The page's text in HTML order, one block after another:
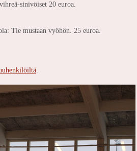
sinivöiset 20 euroa.
Tie mustaan vyöhön. 25 euroa.
.